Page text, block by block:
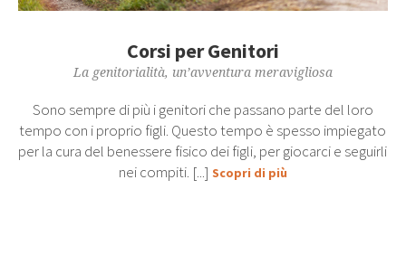
Corsi per Genitori
La genitorialità, un’avventura meravigliosa
Sono sempre di più i genitori che passano parte del loro
tempo con i proprio figli. Questo tempo è spesso impiegato
per la cura del benessere fisico dei figli, per giocarci e seguirli
nei compiti. [...] Scopri di più